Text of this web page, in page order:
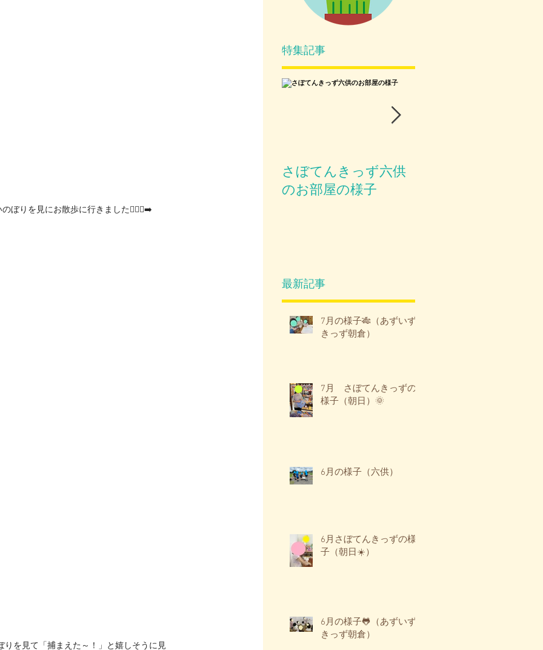
ぼりを見にお散歩に行きました🏃🏻‍♀️‍➡️
りを見て「捕まえた～！」と嬉しそうに見
特集記事
さぼてんきっず六供
のお部屋の様子
最新記事
7月の様子🎋（あずいず
きっず朝倉）
7月 さぼてんきっずの
様子（朝日）🌞
6月の様子（六供）
6月さぼてんきっずの様
子（朝日☀️）
6月の様子🐸（あずいず
きっず朝倉）